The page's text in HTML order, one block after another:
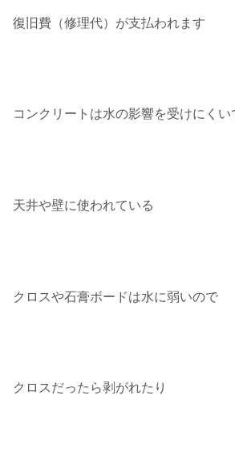
復旧費（修理代）が支払われます
コンクリートは水の影響を受けにくい
天井や壁に使われている
クロスや石膏ボードは水に弱いので
クロスだったら剥がれたり